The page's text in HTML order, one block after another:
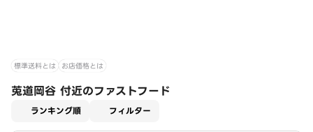
標準送料とは お店価格とは
莵道岡谷 付近のファストフード
ランキング順 フィルター